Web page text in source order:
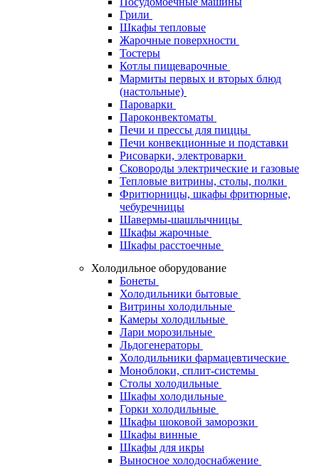
Грили
Шкафы тепловые
Жарочные поверхности
Тостеры
Котлы пищеварочные
Мармиты первых и вторых блюд
(настольные)
Пароварки
Пароконвектоматы
Печи и прессы для пиццы
Печи конвекционные и подставки
Рисоварки, электроварки
Сковороды электрические и газовые
Тепловые витрины, столы, полки
Фритюрницы, шкафы фритюрные,
чебуречницы
Шавермы-шашлычницы
Шкафы жарочные
Шкафы расстоечные
Холодильное оборудование
Бонеты
Холодильники бытовые
Витрины холодильные
Камеры холодильные
Лари морозильные
Льдогенераторы
Холодильники фармацевтические
Моноблоки, сплит-системы
Столы холодильные
Шкафы холодильные
Горки холодильные
Шкафы шоковой заморозки
Шкафы винные
Шкафы для икры
Выносное холодоснабжение